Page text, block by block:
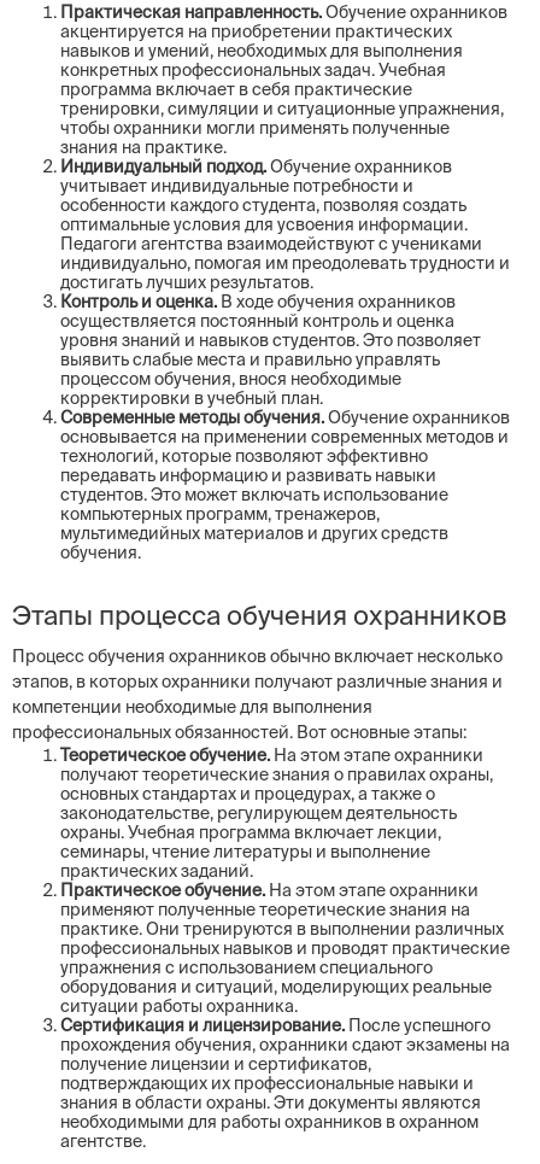
Практическая направленность.Обучение охранников
акцентируется на приобретении практических
навыков и умений, необходимых для выполнения
конкретных профессиональных задач. Учебная
программа включает в себя практические
тренировки, симуляции и ситуационные упражнения,
чтобы охранники могли применять полученные
знания на практике.
Индивидуальный подход.Обучение охранников
учитывает индивидуальные потребности и
особенности каждого студента, позволяя создать
оптимальные условия для усвоения информации.
Педагоги агентства взаимодействуют с учениками
индивидуально, помогая им преодолевать трудности и
достигать лучших результатов.
Контроль и оценка. В ходе обучения охранников
осуществляется постоянный контроль и оценка
уровня знаний и навыков студентов. Это позволяет
выявить слабые места и правильно управлять
процессом обучения, внося необходимые
корректировки в учебный план.
Современные методы обучения.Обучение охранников
основывается на применении современных методов и
технологий, которые позволяют эффективно
передавать информацию и развивать навыки
студентов. Это может включать использование
компьютерных программ, тренажеров,
мультимедийных материалов и других средств
обучения.
Этапы процесса обучения охранников
Процесс обучения охранников обычно включает несколько
этапов, в которых охранники получают различные знания и
компетенции необходимые для выполнения
профессиональных обязанностей. Вот основные этапы:
Теоретическое обучение. На этом этапе охранники
получают теоретические знания о правилах охраны,
основных стандартах и процедурах, а также о
законодательстве, регулирующем деятельность
охраны. Учебная программа включает лекции,
семинары, чтение литературы и выполнение
практических заданий.
Практическое обучение. На этом этапе охранники
применяют полученные теоретические знания на
практике. Они тренируются в выполнении различных
профессиональных навыков и проводят практические
упражнения с использованием специального
оборудования и ситуаций, моделирующих реальные
ситуации работы охранника.
Сертификация и лицензирование. После успешного
прохождения обучения, охранники сдают экзамены на
получение лицензии и сертификатов,
подтверждающих их профессиональные навыки и
знания в области охраны. Эти документы являются
необходимыми для работы охранников в охранном
агентстве.